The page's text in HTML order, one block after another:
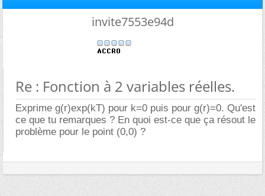
invite7553e94d
Re : Fonction à 2 variables réelles.
Exprime g(r)exp(kT) pour k=0 puis pour g(r)=0. Qu'est
ce que tu remarques ? En quoi est-ce que ça résout le
problème pour le point (0,0) ?